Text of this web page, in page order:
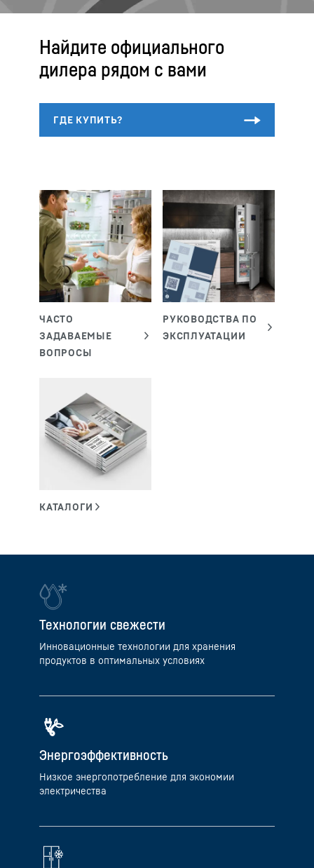
Найдите официального
дилера рядом с вами
Технологии свежести
Инновационные технологии для хранения
продуктов в оптимальных условиях
Энергоэффективность
Низкое энергопотребление для экономии
электричества